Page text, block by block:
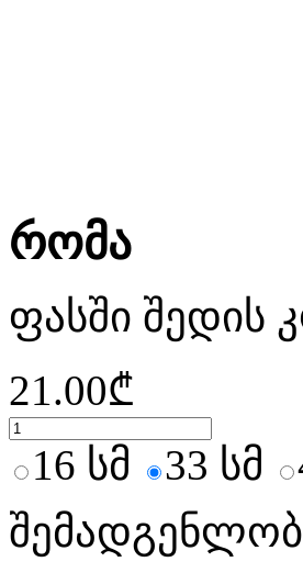
რომა
ფასში შედის
21.00₾
16 სმ
33 სმ